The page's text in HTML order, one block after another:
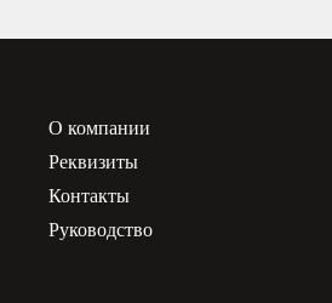
О компании
Реквизиты
Контакты
Руководство